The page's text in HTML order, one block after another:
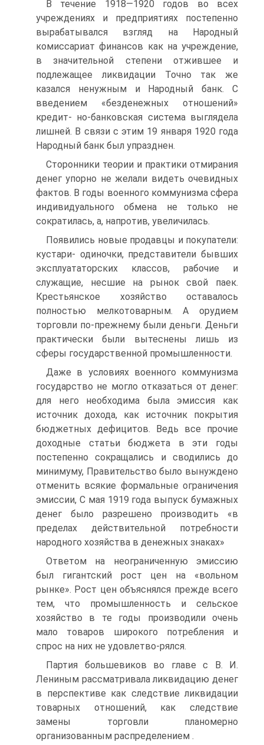
В течение 1918—1920 годов во всех
учреждениях и предприятиях постепенно
вырабатывался взгляд на Народный
комиссариат финансов как на учреждение,
в значительной степени отжившее и
подлежащее ликвидации Точно так же
казался ненужным и Народный банк. С
введением «безденежных отношений»
кредит- но-банковская система выглядела
лишней. В связи с этим 19 января 1920 года
Народный банк был упразднен.
Сторонники теории и практики отмирания
денег упорно не желали видеть очевидных
фактов. В годы военного коммунизма сфера
индивидуального обмена не только не
сократилась, а, напротив, увеличилась.
Появились новые продавцы и покупатели:
кустари- одиночки, представители бывших
эксплуататорских классов, рабочие и
служащие, несшие на рынок свой паек.
Крестьянское хозяйство оставалось
полностью мелкотоварным. А орудием
торговли по-прежнему были деньги. Деньги
практически были вытеснены лишь из
сферы государственной промышленности.
Даже в условиях военного коммунизма
государство не могло отказаться от денег:
для него необходима была эмиссия как
источник дохода, как источник покрытия
бюджетных дефицитов. Ведь все прочие
доходные статьи бюджета в эти годы
постепенно сокращались и сводились до
минимуму, Правительство было вынуждено
отменить всякие формальные ограничения
эмиссии, С мая 1919 года выпуск бумажных
денег было разрешено производить «в
пределах действительной потребности
народного хозяйства в денежных знаках»
Ответом на неограниченную эмиссию
был гигантский рост цен на «вольном
рынке». Рост цен объяснялся прежде всего
тем, что промышленность и сельское
хозяйство в те годы производили очень
мало товаров широкого потребления и
спрос на них не удовлетво-рялся.
Партия большевиков во главе с В. И.
Лениным рассматривала ликвидацию денег
в перспективе как следствие ликвидации
товарных отношений, как следствие
замены торговли планомерно
организованным распределением .